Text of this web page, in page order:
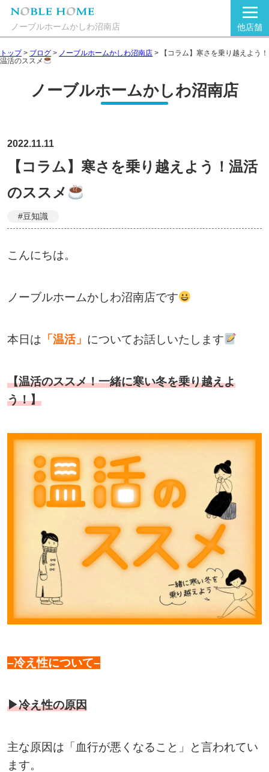
ノーブルホームかしわ沼南店 他店舗
トップ> ブログ > ノーブルホームかしわ沼南店 >
【コラム】寒さを乗り越えよう！
温活のススメ
ノーブルホームかしわ沼南店
2022.11.11
【コラム】寒さを乗り越えよう！温活
のススメ
#豆知識
こんにちは。
ノーブルホームかしわ沼南店です
本日は 「温活」 についてお話しいたします
【温活のススメ！一緒に寒い冬を乗り越えよ
う！】
–冷え性について–
▶冷え性の原因
主な原因は「血行が悪くなること」と言われてい
ます。